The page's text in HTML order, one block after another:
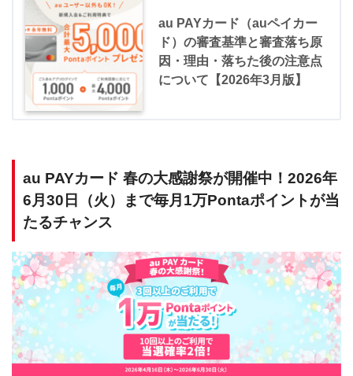
au PAYカード（auペイカー
ド）の審査基準と審査落ち原
因・理由・落ちた後の注意点
について【2026年3月版】
au PAYカード 春の大感謝祭が開催中！2026年
6月30日（火）まで毎月1万Pontaポイントが当
たるチャンス